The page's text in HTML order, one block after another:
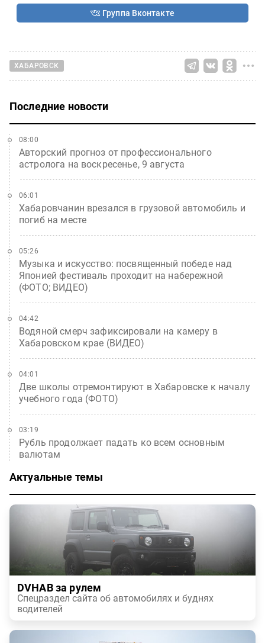
Группа Вконтакте
ХАБАРОВСК
Последние новости
Авторский прогноз от профессионального
астролога на воскресенье, 9 августа
08:00
Хабаровчанин врезался в грузовой автомобиль и
погиб на месте
06:01
Музыка и искусство: посвященный победе над
Японией фестиваль проходит на набережной
(ФОТО; ВИДЕО)
05:26
Водяной смерч зафиксировали на камеру в
Хабаровском крае (ВИДЕО)
04:42
Две школы отремонтируют в Хабаровске к началу
учебного года (ФОТО)
04:01
Рубль продолжает падать ко всем основным
валютам
03:19
Актуальные темы
DVHAB за рулем
Спецраздел сайта об автомобилях и буднях
водителей